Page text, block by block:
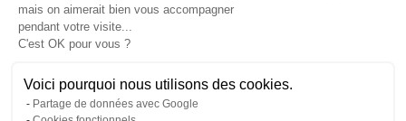
mais on aimerait bien vous accompagner
pendant votre visite...
C'est OK pour vous ?
Voici pourquoi nous utilisons des cookies.
Partage de données avec Google